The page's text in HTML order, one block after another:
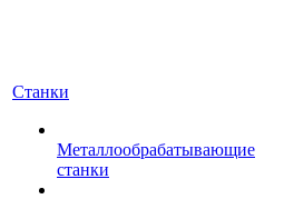
Станки
Металлообрабатывающие
станки